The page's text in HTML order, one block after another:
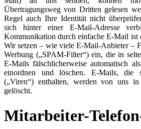
Übertragungsweg von Dritten gelesen
Regel auch Ihre Identität nicht
sich hinter einer E-Mail-Adresse
Kommunikation durch einfache E-Mail ist
Wir setzen – wie viele E-Mail-Anbieter –
Werbung („SPAM-Filter“) ein, die in
E-Mails fälschlicherweise automatisch
einordnen und löschen. E-Mails, die
(„Viren“) enthalten, werden von uns
gelöscht.
Mitarbeiter-